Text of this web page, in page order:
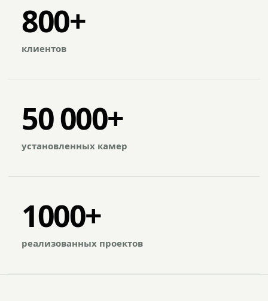
800+
клиентов
50 000+
установленных камер
1000+
реализованных проектов